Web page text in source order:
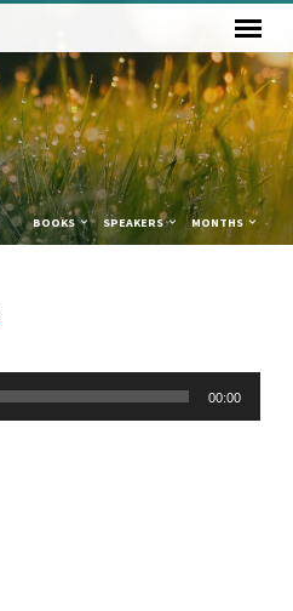
BOOKS SPEAKERS MONTHS
00:00